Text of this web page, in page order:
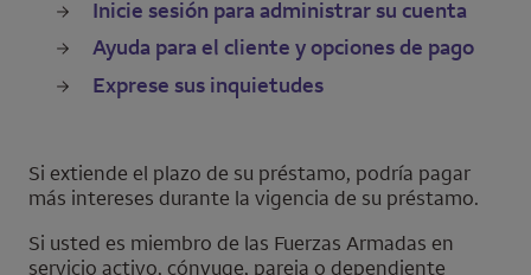
Inicie sesión para administrar su cuenta
Ayuda para el cliente y opciones de pago
Exprese sus inquietudes
Si extiende el plazo de su préstamo, podría pagar
más intereses durante la vigencia de su préstamo.
Si usted es miembro de las Fuerzas Armadas en
servicio activo, cónyuge, pareja o dependiente